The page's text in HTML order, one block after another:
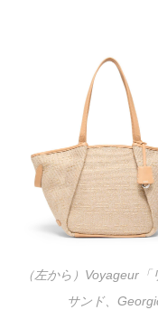
（左から）Voyageur
サンド、